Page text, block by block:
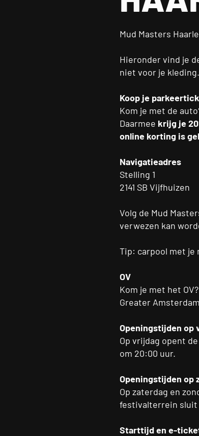
Mud Masters
Hieronder vind je
niet voor je
Koop je
Kom je met de
Daarmee krijg je
online korting is
Navigatieadres
Stelling 1
2141 SB Vijfhuizen
Volg de Mud
verwezen kan
Tip: carpool met je
OV
Kom je met het OV?
Greater
Openingstijden op
Op vrijdag opent
om 20:00 uur.
Openingstijden op
Op zaterdag en
festivalterrein sluit
Starttijd en e-